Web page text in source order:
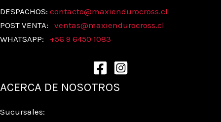
DESPACHOS: contacto@maxiendurocross.cl
POST VENTA: ventas@maxiendurocross.cl
WHATSAPP: +56 9 6450 1083
ACERCA DE NOSOTROS
Sucursales: